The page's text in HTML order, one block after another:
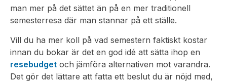
man mer på det sättet än på en mer traditionell
semesterresa där man stannar på ett ställe.
Vill du ha mer koll på vad semestern faktiskt kostar
innan du bokar är det en god idé att sätta ihop en
resebudget och jämföra alternativen mot varandra.
Det gör det lättare att fatta ett beslut du är nöjd med,